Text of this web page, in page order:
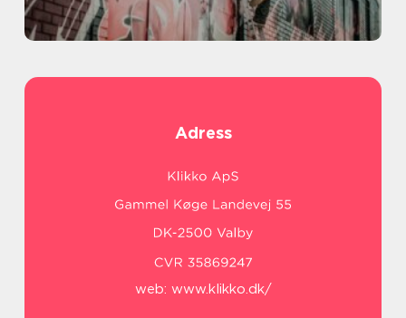
Adress
web: www.klikko.dk/